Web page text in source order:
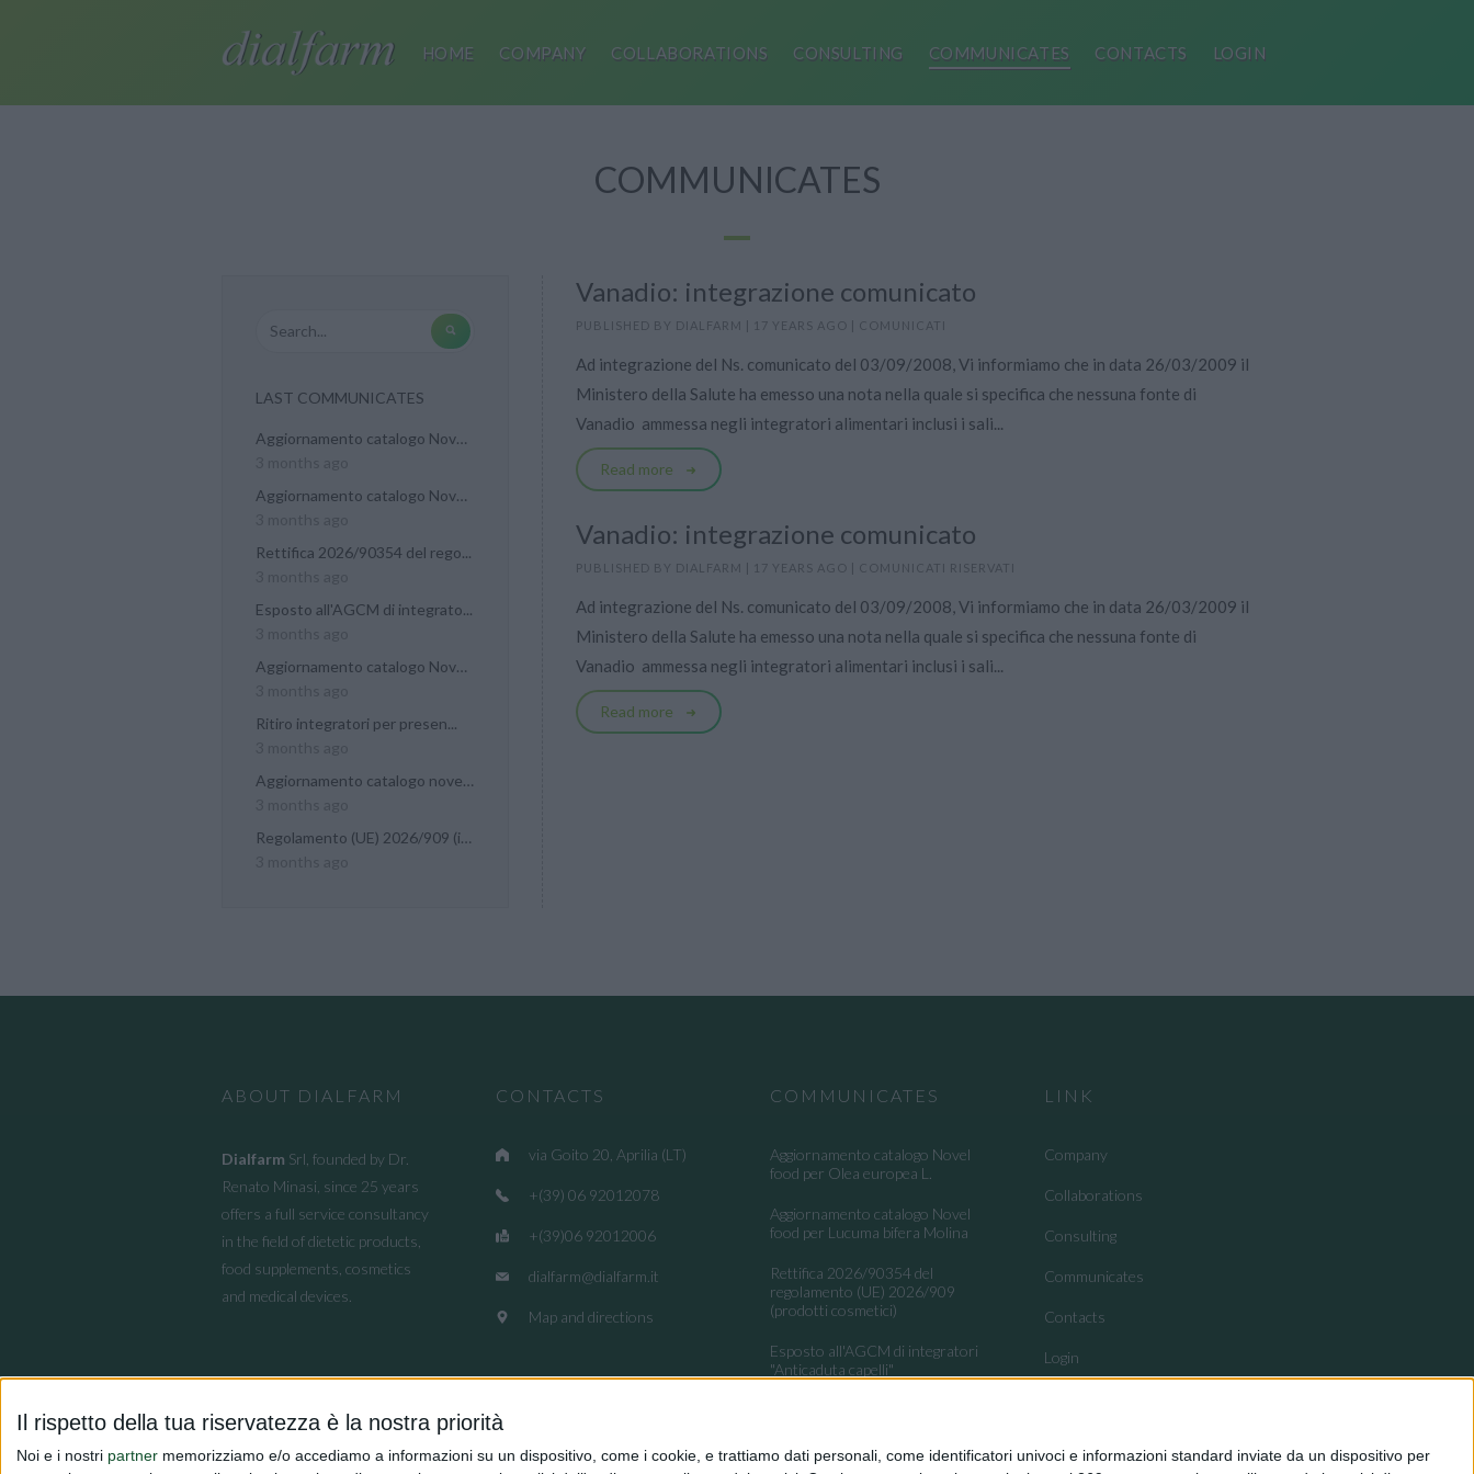
Il rispetto della tua riservatezza è la nostra priorità
Noi e i nostri partner memorizziamo e/o accediamo a informazioni su un dispositivo, come i cookie, e trattiamo dati personali, come identificatori univoci e informazioni standard inviate da un dispositivo per
HOME COMPANY COLLABORATIONS CONSULTING COMMUNICATES CONTACTS LOGIN
COMMUNICATES
LAST COMMUNICATES
Aggiornamento catalogo Novel...
Aggiornamento catalogo Novel...
Rettifica 2026/90354 del rego...
Esposto all'AGCM di integrato...
Aggiornamento catalogo Novel...
Ritiro integratori per presen...
Aggiornamento catalogo novel...
Regolamento (UE) 2026/909 (im...
Vanadio: integrazione comunicato
PUBLISHED BY DIALFARM | 17 YEARS AGO | COMUNICATI
Ad integrazione del Ns. comunicato del 03/09/2008, Vi informiamo che in data 26/03/2009 il
Ministero della Salute ha emesso una nota nella quale si specifica che nessuna fonte di
Vanadio  ammessa negli integratori alimentari inclusi i sali...
Read more
Vanadio: integrazione comunicato
PUBLISHED BY DIALFARM | 17 YEARS AGO | COMUNICATI RISERVATI
Ad integrazione del Ns. comunicato del 03/09/2008, Vi informiamo che in data 26/03/2009 il
Ministero della Salute ha emesso una nota nella quale si specifica che nessuna fonte di
Vanadio  ammessa negli integratori alimentari inclusi i sali...
Read more
ABOUT DIALFARM
Dialfarm Srl, founded by Dr.
Renato Minasi, since 25 years
offers a full service consultancy
in the field of dietetic products,
food supplements, cosmetics
and medical devices.
CONTACTS
via Goito 20, Aprilia (LT)
+(39) 06 92012078
+(39)06 92012006
dialfarm@dialfarm.it
Map and directions
COMMUNICATES
Aggiornamento catalogo Novel
food per Olea europea L.
Aggiornamento catalogo Novel
food per Lucuma bifera Molina
Rettifica 2026/90354 del
regolamento (UE) 2026/909
(prodotti cosmetici)
Esposto all'AGCM di integratori
"Anticaduta capelli"
Ritiro integratori per presenza
LINK
Company
Collaborations
Consulting
Communicates
Contacts
Login